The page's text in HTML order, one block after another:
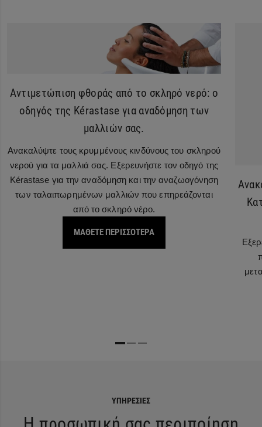
Αντιμετώπιση φθοράς από το σκληρό νερό: ο
οδηγός της Kérastase για αναδόμηση των
μαλλιών σας.
Ανακαλύψτε τους κρυμμένους κινδύνους του σκληρού
νερού για τα μαλλιά σας. Εξερευνήστε τον οδηγό της
Kérastase για την αναδόμηση και την αναζωογόνηση
των ταλαιπωρημένων μαλλιών που επηρεάζονται
από το σκληρό νέρο.
ΜΑΘΕΤΕ ΠΕΡΙΣΣΟΤΕΡΑ
ΥΠΗΡΕΣΊΕΣ